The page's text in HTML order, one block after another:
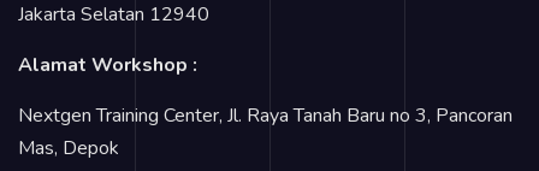
Jakarta Selatan 12940
Alamat Workshop :
Nextgen Training Center, Jl. Raya Tanah Baru no 3, Pancoran
Mas, Depok